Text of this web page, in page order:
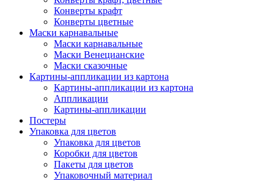
Конверты крафт
Конверты цветные
Маски карнавальные
Маски карнавальные
Маски Венецианские
Маски сказочные
Картины-аппликации из картона
Картины-аппликации из картона
Аппликации
Картины-аппликации
Постеры
Упаковка для цветов
Упаковка для цветов
Коробки для цветов
Пакеты для цветов
Упаковочный материал